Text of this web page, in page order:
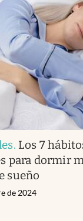
. Los 7
para dormir
sueño
de 2024